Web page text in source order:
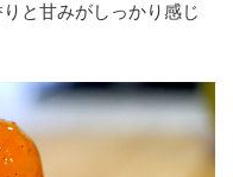
と甘みがしっかり感じ